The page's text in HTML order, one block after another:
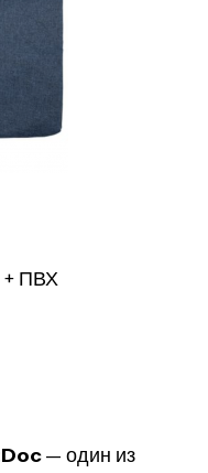
+ ПВХ
— один из